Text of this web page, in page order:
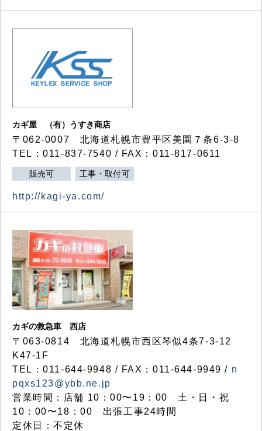
カギ屋 （有）うすき商店
〒062-0007 北海道札幌市豊平区美園７条6-3-8
TEL：011-837-7540 / FAX：011-817-0611
販売可 工事・取付可
http://kagi-ya.com/
カギの救急車 西店
〒063-0814 北海道札幌市西区琴似4条7-3-12
K47-1F
TEL：011-644-9948 / FAX：011-644-9949 / n
pqxs123@ybb.ne.jp
営業時間：店舗 10：00〜19：00 土・日・祝
10：00〜18：00 出張工事24時間
定休日：不定休